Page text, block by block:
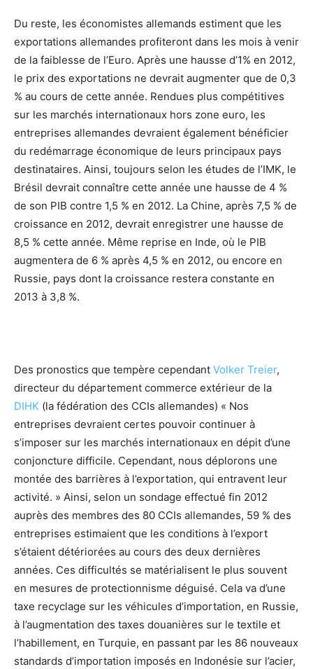
Du reste, les économistes allemands estiment que les
exportations allemandes profiteront dans les mois à venir
de la faiblesse de l’Euro. Après une hausse d’1% en 2012,
le prix des exportations ne devrait augmenter que de 0,3
% au cours de cette année. Rendues plus compétitives
sur les marchés internationaux hors zone euro, les
entreprises allemandes devraient également bénéficier
du redémarrage économique de leurs principaux pays
destinataires. Ainsi, toujours selon les études de l’IMK, le
Brésil devrait connaître cette année une hausse de 4 %
de son PIB contre 1,5 % en 2012. La Chine, après 7,5 % de
croissance en 2012, devrait enregistrer une hausse de
8,5 % cette année. Même reprise en Inde, où le PIB
augmentera de 6 % après 4,5 % en 2012, ou encore en
Russie, pays dont la croissance restera constante en
2013 à 3,8 %.
Des pronostics que tempère cependant Volker Treier,
directeur du département commerce extérieur de la
DIHK (la fédération des CCIs allemandes) « Nos
entreprises devraient certes pouvoir continuer à
s’imposer sur les marchés internationaux en dépit d’une
conjoncture difficile. Cependant, nous déplorons une
montée des barrières à l’exportation, qui entravent leur
activité. » Ainsi, selon un sondage effectué fin 2012
auprès des membres des 80 CCIs allemandes, 59 % des
entreprises estimaient que les conditions à l’export
s’étaient détériorées au cours des deux dernières
années. Ces difficultés se matérialisent le plus souvent
en mesures de protectionnisme déguisé. Cela va d’une
taxe recyclage sur les véhicules d’importation, en Russie,
à l’augmentation des taxes douanières sur le textile et
l’habillement, en Turquie, en passant par les 86 nouveaux
standards d’importation imposés en Indonésie sur l’acier,